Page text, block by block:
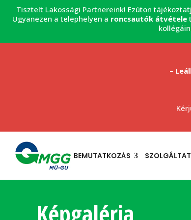
Tisztelt Lakossági Partnereink! Ezúton
Ugyanezen a telephelyen a roncsautók átvétele
–
BEMUTATKOZÁS